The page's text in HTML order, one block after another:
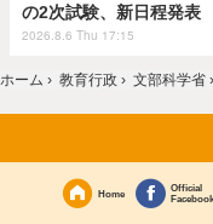
の2次試験、新日程発表
2026.8.6 Thu 17:15
ホーム › 教育行政 › 文部科学省 ›
Home
Official
Facebook